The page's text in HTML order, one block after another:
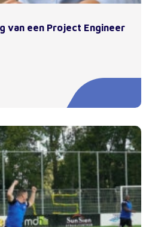
van een Project Engineer